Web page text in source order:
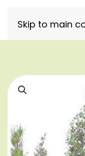
Skip to main